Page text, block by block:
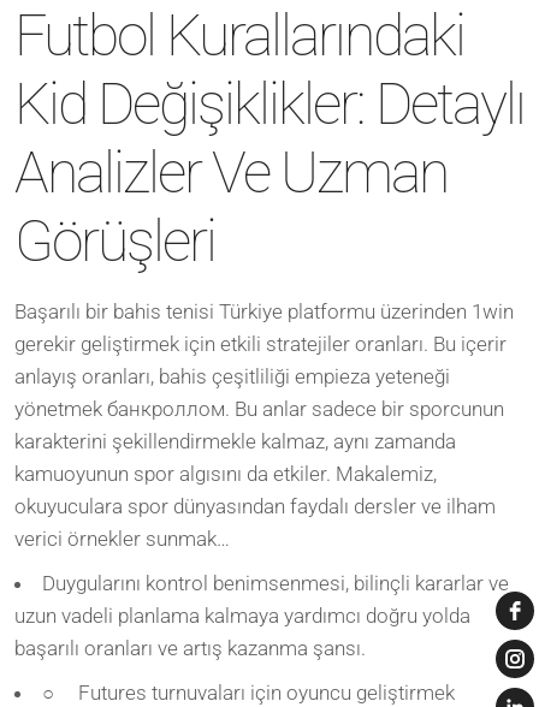
Futbol Kurallarındaki
Kid Değişiklikler: Detaylı
Analizler Ve Uzman
Görüşleri
Başarılı bir bahis tenisi Türkiye platformu üzerinden 1win
gerekir geliştirmek için etkili stratejiler oranları. Bu içerir
anlayış oranları, bahis çeşitliliği empieza yeteneği
yönetmek банкроллом. Bu anlar sadece bir sporcunun
karakterini şekillendirmekle kalmaz, aynı zamanda
kamuoyunun spor algısını da etkiler. Makalemiz,
okuyuculara spor dünyasından faydalı dersler ve ilham
verici örnekler sunmak…
Duygularını kontrol benimsenmesi, bilinçli kararlar ve
uzun vadeli planlama kalmaya yardımcı doğru yolda
başarılı oranları ve artış kazanma şansı.
○ Futures turnuvaları için oyuncu geliştirmek